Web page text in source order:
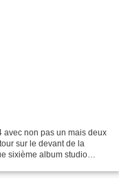
avec non pas un mais deux
sur le devant de la
sixième album studio